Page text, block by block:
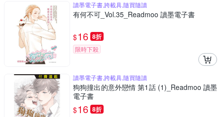
讀墨電子書,跨載具,隨買隨讀
有何不可_Vol.35_Readmoo 讀墨電子書
$16 8折
限時下殺
讀墨電子書,跨載具,隨買隨讀
狗狗撞出的意外戀情 第1話 (1)_Readmoo 讀墨
電子書
$16 8折